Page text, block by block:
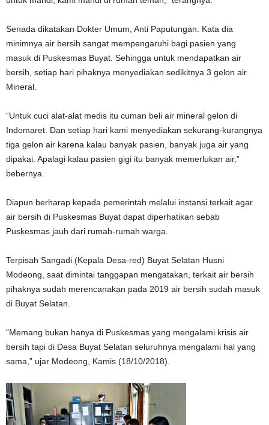
Senada dikatakan Dokter Umum, Anti Paputungan. Kata dia
minimnya air bersih sangat mempengaruhi bagi pasien yang
masuk di Puskesmas Buyat. Sehingga untuk mendapatkan air
bersih, setiap hari pihaknya menyediakan sedikitnya 3 gelon air
Mineral.
“Untuk cuci alat-alat medis itu cuman beli air mineral gelon di
Indomaret. Dan setiap hari kami menyediakan sekurang-kurangnya
tiga gelon air karena kalau banyak pasien, banyak juga air yang
dipakai. Apalagi kalau pasien gigi itu banyak memerlukan air,”
bebernya.
Diapun berharap kepada pemerintah melalui instansi terkait agar
air bersih di Puskesmas Buyat dapat diperhatikan sebab
Puskesmas jauh dari rumah-rumah warga.
Terpisah Sangadi (Kepala Desa-red) Buyat Selatan Husni
Modeong, saat dimintai tanggapan mengatakan, terkait air bersih
pihaknya sudah merencanakan pada 2019 air bersih sudah masuk
di Buyat Selatan.
“Memang bukan hanya di Puskesmas yang mengalami krisis air
bersih tapi di Desa Buyat Selatan seluruhnya mengalami hal yang
sama,” ujar Modeong, Kamis (18/10/2018).